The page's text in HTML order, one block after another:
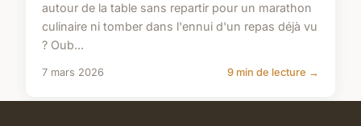
autour de la table sans repartir pour un marathon
culinaire ni tomber dans l'ennui d'un repas déjà vu
? Oub...
7 mars 2026 9 min de lecture →